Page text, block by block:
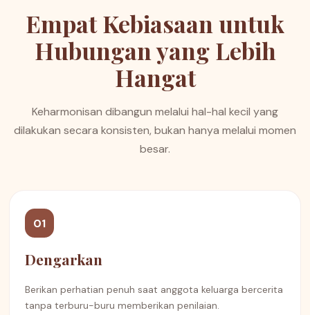
Empat Kebiasaan untuk
Hubungan yang Lebih
Hangat
Keharmonisan dibangun melalui hal-hal kecil yang
dilakukan secara konsisten, bukan hanya melalui momen
besar.
01
Dengarkan
Berikan perhatian penuh saat anggota keluarga bercerita
tanpa terburu-buru memberikan penilaian.